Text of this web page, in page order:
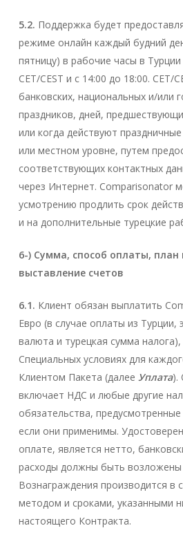
5.2. Поддержка будет
режиме онлайн каждый будний
пятницу) в рабочие часы в Турции
CET/CEST и с 14:00 до 18:00. CET/
банковских, национальных и/или
праздников, дней,
или когда действуют
или местном уровне, путем
соответствующих контактных
через Интернет. Comparisonator
усмотрению продлить срок
и на дополнительные турецкие
6-) Сумма, способ оплаты, план
выставление счетов
6.1. Клиент обязан выплатить
Евро (в случае оплаты из Турции,
валюта и турецкая сумма налога),
Специальных условиях для
Клиентом Пакета (далее Уплата).
включает НДС и любые другие
обязательства,
если они применимы.
оплате, является нетто,
расходы должны быть
Вознаграждения производится в
методом и сроками, указанными
настоящего Контракта.